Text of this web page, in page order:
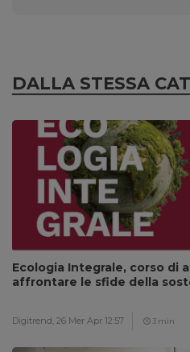
DALLA STESSA
Ecologia Integrale, corso di
affrontare le sfide della
Digitrend, 26 Mer Apr 12:57 3 min